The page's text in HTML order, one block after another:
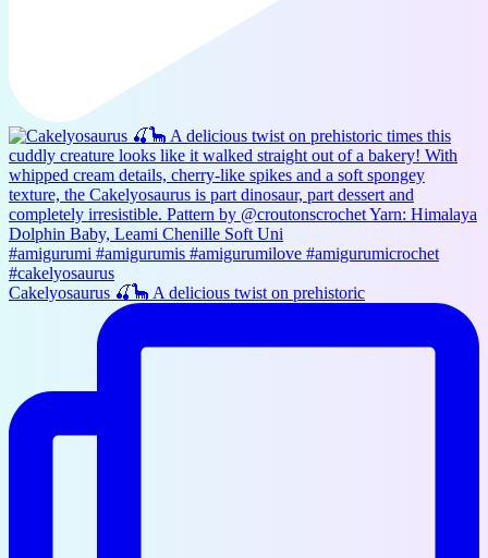
Cakelyosaurus 🍒🦕 A delicious twist on prehistoric